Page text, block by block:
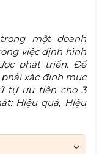
một doanh
việc định hình
phát triển. Để
xác định mục
tự ưu tiên cho 3
Hiệu quả, Hiệu